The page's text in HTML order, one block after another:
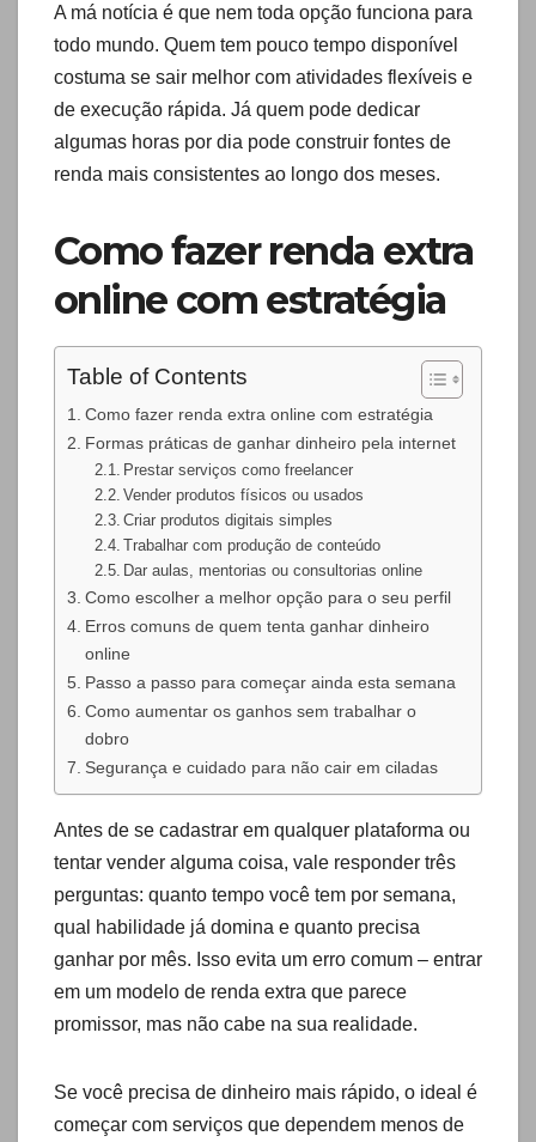
A má notícia é que nem toda opção funciona para
todo mundo. Quem tem pouco tempo disponível
costuma se sair melhor com atividades flexíveis e
de execução rápida. Já quem pode dedicar
algumas horas por dia pode construir fontes de
renda mais consistentes ao longo dos meses.
Como fazer renda extra
online com estratégia
Table of Contents
Como fazer renda extra online com estratégia
Formas práticas de ganhar dinheiro pela internet
Prestar serviços como freelancer
Vender produtos físicos ou usados
Criar produtos digitais simples
Trabalhar com produção de conteúdo
Dar aulas, mentorias ou consultorias online
Como escolher a melhor opção para o seu perfil
Erros comuns de quem tenta ganhar dinheiro
online
Passo a passo para começar ainda esta semana
Como aumentar os ganhos sem trabalhar o
dobro
Segurança e cuidado para não cair em ciladas
Antes de se cadastrar em qualquer plataforma ou
tentar vender alguma coisa, vale responder três
perguntas: quanto tempo você tem por semana,
qual habilidade já domina e quanto precisa
ganhar por mês. Isso evita um erro comum – entrar
em um modelo de renda extra que parece
promissor, mas não cabe na sua realidade.
Se você precisa de dinheiro mais rápido, o ideal é
começar com serviços que dependem menos de